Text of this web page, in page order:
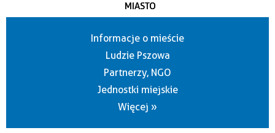
MIASTO
Informacje o mieście
Ludzie Pszowa
Partnerzy, NGO
Jednostki miejskie
Więcej »